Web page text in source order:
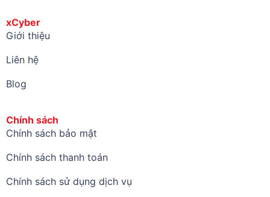
xCyber
Giới thiệu
Liên hệ
Blog
Chính sách
Chính sách bảo mật
Chính sách thanh toán
Chính sách sử dụng dịch vụ